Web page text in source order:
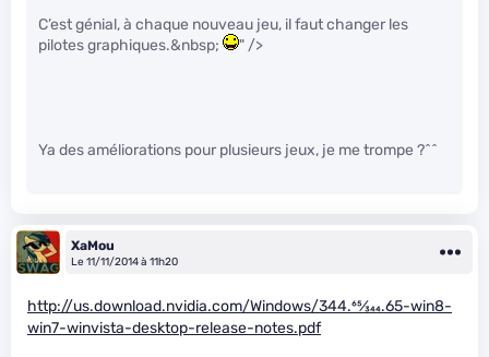
C’est génial, à chaque nouveau jeu, il faut changer les
pilotes graphiques.&nbsp;
" />
Ya des améliorations pour plusieurs jeux, je me trompe ?^^
XaMou
Le 11/11/2014 à 11h20
http://us.download.nvidia.com/Windows/344.65⁄344.65-win8-
win7-winvista-desktop-release-notes.pdf